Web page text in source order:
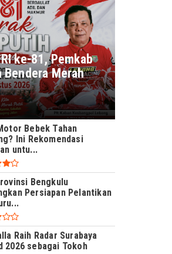
ke-81, Pemkab
Bendera Merah
Bebek Tahan
Ini Rekomendasi
untu...
Bengkulu
Persiapan Pelantikan
Raih Radar Surabaya
2026 sebagai Tokoh